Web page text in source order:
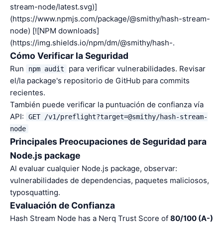
stream-node/latest.svg)]
(https://www.npmjs.com/package/@smithy/hash-stream-
node) [![NPM downloads]
(https://img.shields.io/npm/dm/@smithy/hash-.
Cómo Verificar la Seguridad
Run npm audit
para verificar vulnerabilidades. Revisar
el/la package's repositorio de GitHub para commits
recientes.
También puede verificar la puntuación de confianza vía
API:
GET /v1/preflight?target=@smithy/hash-stream-
node
Principales Preocupaciones de Seguridad para
Node.js package
Al evaluar cualquier Node.js package, observar:
vulnerabilidades de dependencias, paquetes maliciosos,
typosquatting.
Evaluación de Confianza
Hash Stream Node has a Nerq Trust Score of 80/100 (A-)